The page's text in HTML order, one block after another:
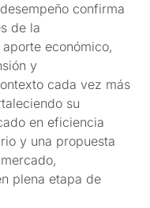
confirma
de la
económico,
y
cada vez más
su
en eficiencia
y una propuesta
plena etapa de